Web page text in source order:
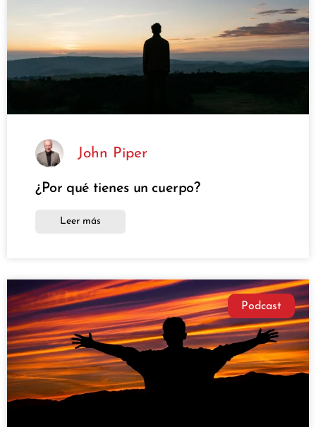
John Piper
¿Por qué tienes un cuerpo?
Leer más
Podcast